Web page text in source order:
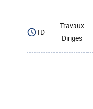
TD
Travaux
Dirigés